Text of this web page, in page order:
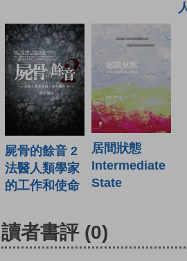
屍骨的餘音 2
法醫人類學家
的工作和使命
居間狀態
Intermediate
State
讀者書評 (0)